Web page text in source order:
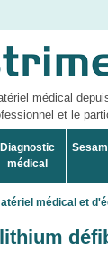
médical
et le
Diagnostic
médical
médical et